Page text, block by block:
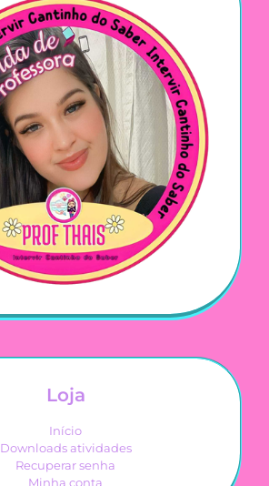
Loja
Início
Downloads atividades
Recuperar senha
Minha conta